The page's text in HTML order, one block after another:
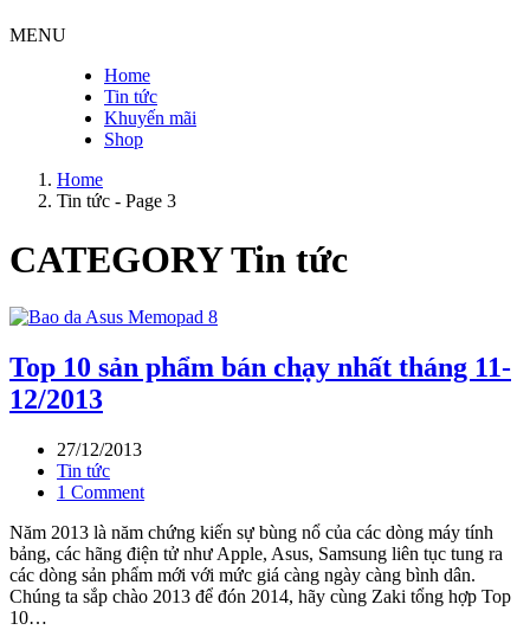
MENU
Home
Tin tức
Khuyến mãi
Shop
Home
Tin tức - Page 3
CATEGORYTin tức
Top 10 sản phẩm bán chạy nhất tháng 11-
12/2013
27/12/2013
Tin tức
1 Comment
Năm 2013 là năm chứng kiến sự bùng nổ của các dòng máy tính
bảng, các hãng điện tử như Apple, Asus, Samsung liên tục tung ra
các dòng sản phẩm mới với mức giá càng ngày càng bình dân.
Chúng ta sắp chào 2013 để đón 2014, hãy cùng Zaki tổng hợp Top
10…